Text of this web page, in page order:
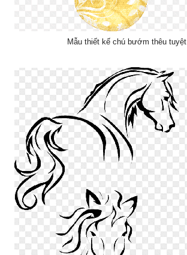
Mẫu thiết kế chú bướm thêu